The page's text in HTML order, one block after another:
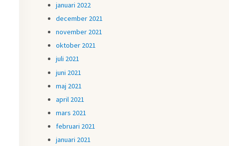
januari 2022
december 2021
november 2021
oktober 2021
juli 2021
juni 2021
maj 2021
april 2021
mars 2021
februari 2021
januari 2021